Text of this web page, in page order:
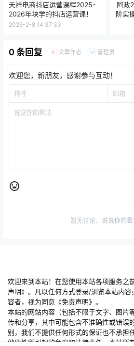
天祥电商抖店运营课程2025-
2026年块学的抖店运营课！
2026-2-8 14:37:33
阿政
阶实
0 条回复 A 文章作者 M 管理员
欢迎您，新朋友，感谢参与互动！
暂无讨论，说说你的
欢迎来到本站！在您使用本站各项服务之
声明》。凡以任何方式登录/浏览本站内
容者，视为同意《免责声明》。
本站的网站内容（包括不限于文字、图片
传和分享，其中可能包含不准确性或错误
别，我们不提供任何形式的保证也不承担
健康性所引起的争议和法律责任。本站所